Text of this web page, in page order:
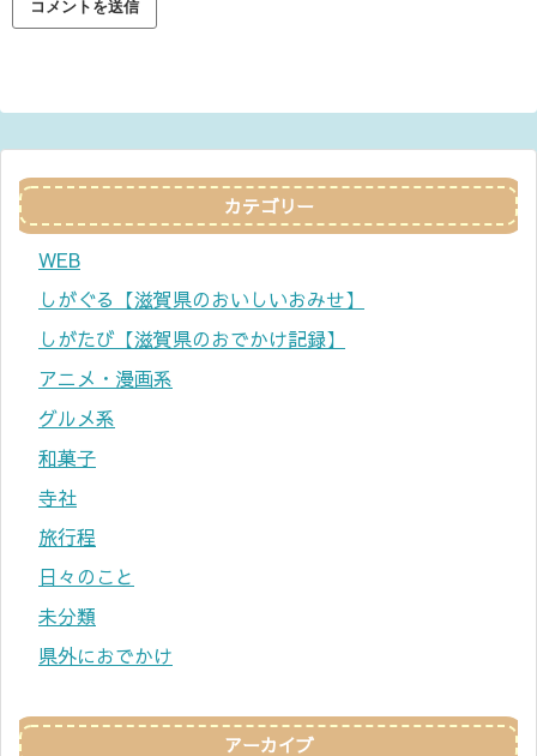
カテゴリー
WEB
しがぐる【滋賀県のおいしいおみせ】
しがたび【滋賀県のおでかけ記録】
アニメ・漫画系
グルメ系
和菓子
寺社
旅行程
日々のこと
未分類
県外におでかけ
アーカイブ